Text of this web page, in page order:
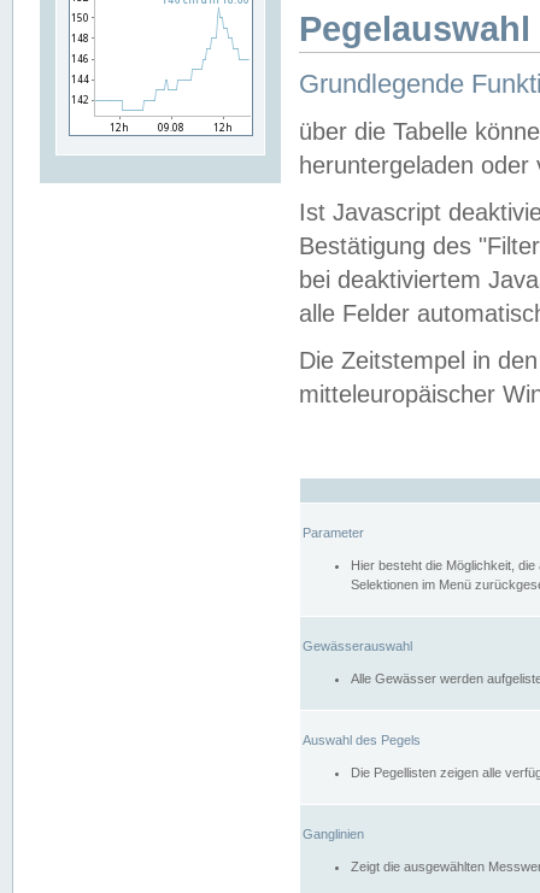
Grundlegende
über die Tabelle
heruntergeladen oder
Ist Javascript
Bestätigung des
bei deaktiviertem
alle Felder
Die Zeitstempel in
mitteleuropäischer
Parameter
Hier besteht die Möglichkeit,
Selektionen im Menü
Gewässerauswahl
Alle Gewässer werden
Auswahl des Pegels
Die Pegellisten zeigen alle
Ganglinien
Zeigt die ausgewählten